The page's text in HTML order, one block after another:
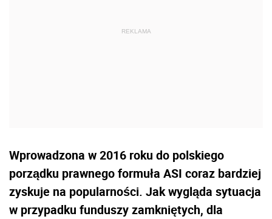
Wprowadzona w 2016 roku do polskiego
porządku prawnego formuła ASI coraz bardziej
zyskuje na popularności. Jak wygląda sytuacja
w przypadku funduszy zamkniętych, dla